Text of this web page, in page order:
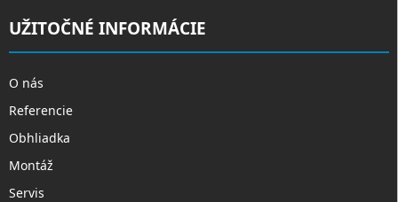
UŽITOČNÉ INFORMÁCIE
O nás
Referencie
Obhliadka
Montáž
Servis